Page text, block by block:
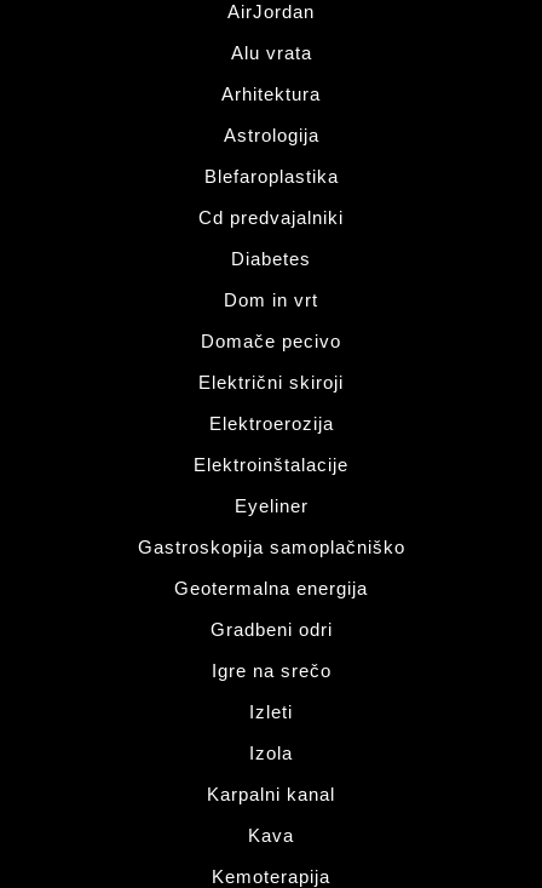
AirJordan
Alu vrata
Arhitektura
Astrologija
Blefaroplastika
Cd predvajalniki
Diabetes
Dom in vrt
Domače pecivo
Električni skiroji
Elektroerozija
Elektroinštalacije
Eyeliner
Gastroskopija samoplačniško
Geotermalna energija
Gradbeni odri
Igre na srečo
Izleti
Izola
Karpalni kanal
Kava
Kemoterapija